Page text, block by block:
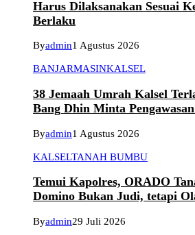
Harus Dilaksanakan Sesuai
Berlaku
Byadmin1 Agustus 2026
BANJARMASINKALSEL
38 Jemaah Umrah Kalsel
Bang Dhin Minta
Byadmin1 Agustus 2026
KALSELTANAH BUMBU
Temui Kapolres, ORADO
Domino Bukan Judi, tetapi
Byadmin29 Juli 2026